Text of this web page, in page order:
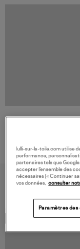
VOUS AIMEREZ
MADE IN FRANCE
lulli-sur-la-toile.com utilise
performance,
partenaires tels que
accepter l’ensemble des
nécessaires (« Continuer
vos données, consulter
Paramètres des